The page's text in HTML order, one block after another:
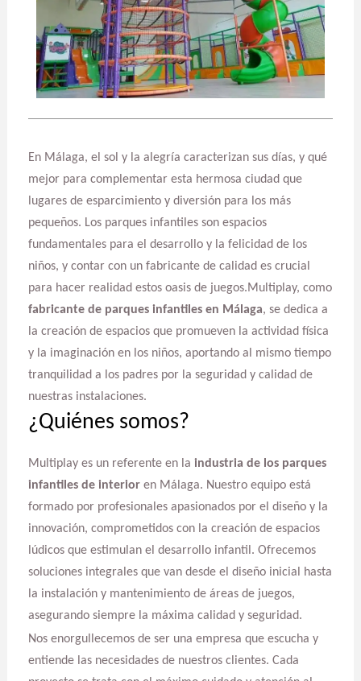
En Málaga, el sol y la alegría caracterizan sus días, y qué
mejor para complementar esta hermosa ciudad que
lugares de esparcimiento y diversión para los más
pequeños. Los parques infantiles son espacios
fundamentales para el desarrollo y la felicidad de los
niños, y contar con un fabricante de calidad es crucial
para hacer realidad estos oasis de juegos.Multiplay, como
fabricante de parques infantiles en Málaga, se dedica a
la creación de espacios que promueven la actividad física
y la imaginación en los niños, aportando al mismo tiempo
tranquilidad a los padres por la seguridad y calidad de
nuestras instalaciones.
¿Quiénes somos?
Multiplay es un referente en la industria de los parques
infantiles de interioren Málaga. Nuestro equipo está
formado por profesionales apasionados por el diseño y la
innovación, comprometidos con la creación de espacios
lúdicos que estimulan el desarrollo infantil. Ofrecemos
soluciones integrales que van desde el diseño inicial hasta
la instalación y mantenimiento de áreas de juegos,
asegurando siempre la máxima calidad y seguridad.
Nos enorgullecemos de ser una empresa que escucha y
entiende las necesidades de nuestros clientes. Cada